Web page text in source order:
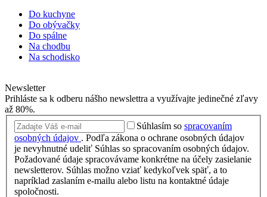
Do kuchyne
Do obývačky
Do spálne
Na chodbu
Na schodisko
Newsletter
Prihláste sa k odberu nášho newslettra a využívajte jedinečné zľavy
až 80%.
Súhlasím so spracovaním
osobných údajov . Podľa zákona o ochrane osobných údajov
je nevyhnutné udeliť Súhlas so spracovaním osobných údajov.
Požadované údaje spracovávame konkrétne na účely zasielanie
newsletterov. Súhlas možno vziať kedykoľvek späť, a to
napríklad zaslaním e-mailu alebo listu na kontaktné údaje
spoločnosti.